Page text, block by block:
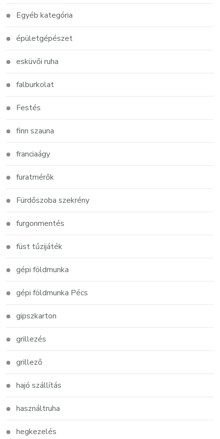
Egyéb kategória
épületgépészet
esküvői ruha
falburkolat
Festés
finn szauna
franciaágy
furatmérők
Fürdőszoba szekrény
furgonmentés
füst tűzijáték
gépi földmunka
gépi földmunka Pécs
gipszkarton
grillezés
grillező
hajó szállítás
használtruha
hegkezelés